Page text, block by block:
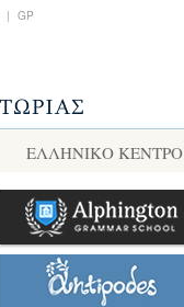
| GP
ΕΛΛΗΝΙΚΌ ΚΈΝΤΡΟ